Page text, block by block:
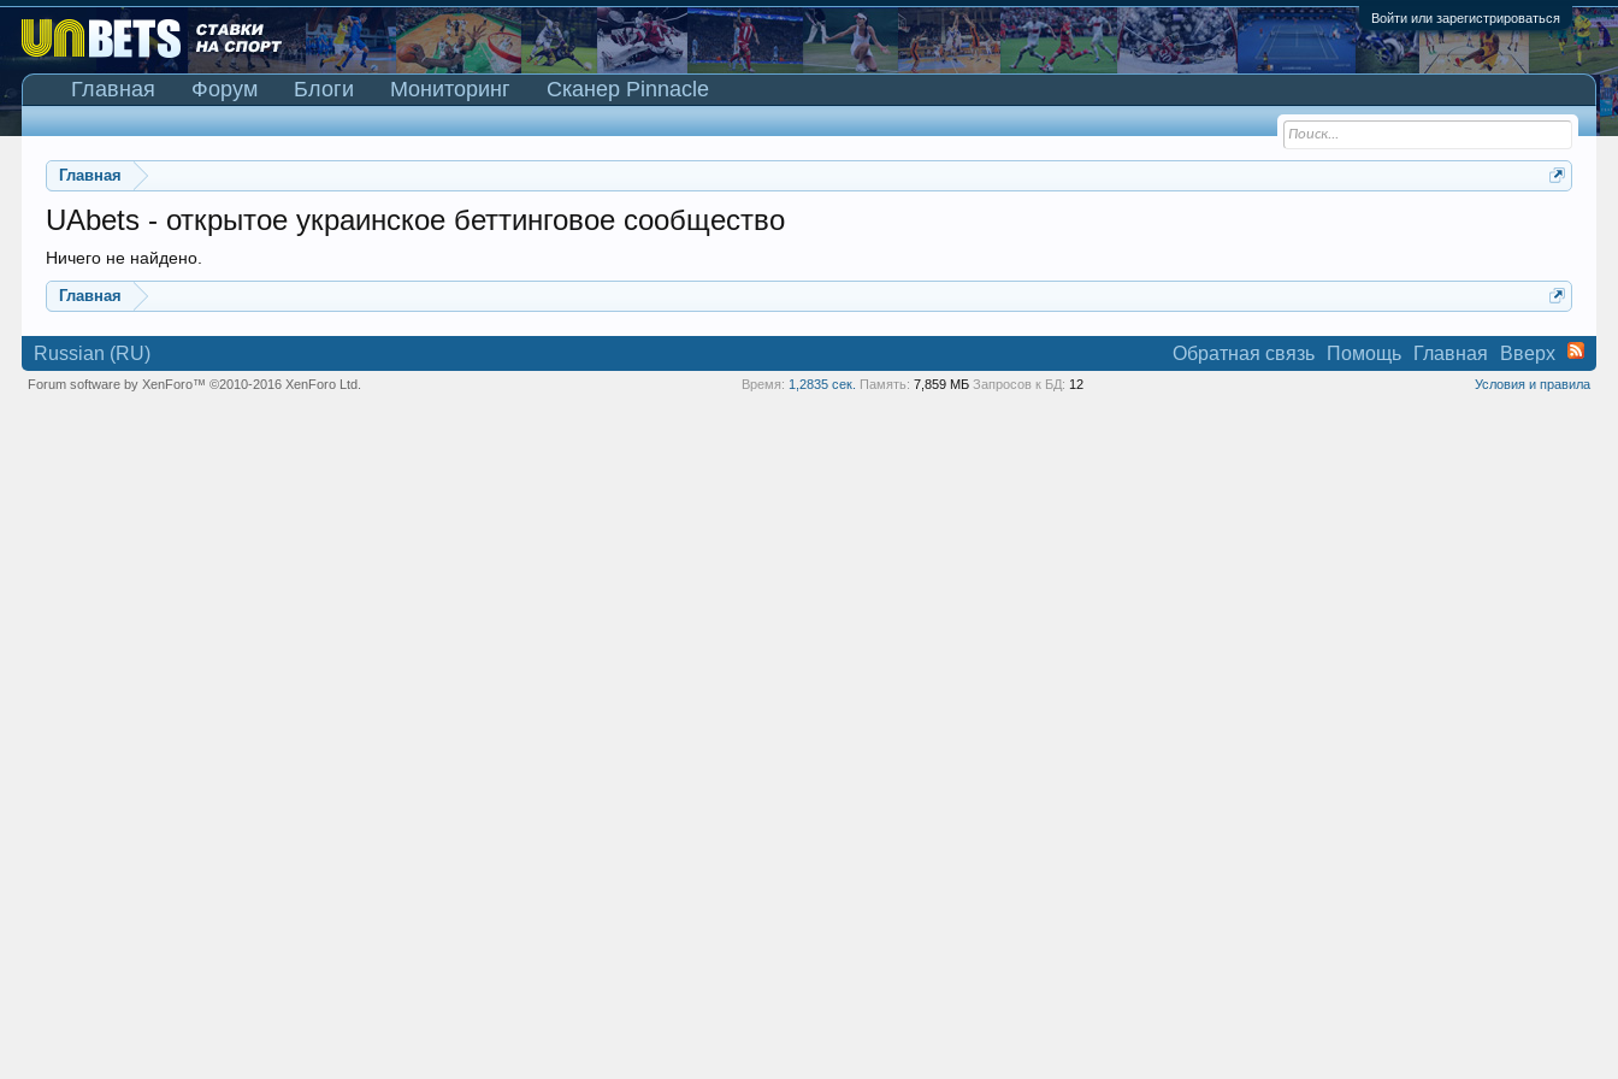
Войти или зарегистрироваться
Главная
UAbets - открытое украинское беттинговое сообщество
Ничего не найдено.
Главная
Главная Форум Блоги Мониторинг Сканер Pinnacle
Russian (RU) Обратная связь Помощь Главная Вверх
Условия и правила
Forum software by XenForo™©2010-2016 XenForo Ltd. Время: 1,2835 сек. Память: 7,859 МБ Запросов к БД: 12